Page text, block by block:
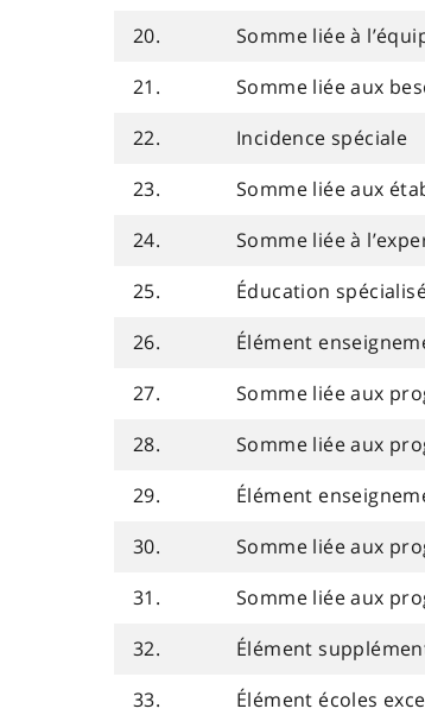
20.
Somme liée à
21.
Somme liée aux
22.
Incidence spéciale
23.
Somme liée aux
24.
Somme liée à
25.
Éducation
26.
Élément
27.
Somme liée aux
28.
Somme liée aux
29.
Élément
30.
Somme liée aux
31.
Somme liée aux
32.
Élément
33.
Élément écoles